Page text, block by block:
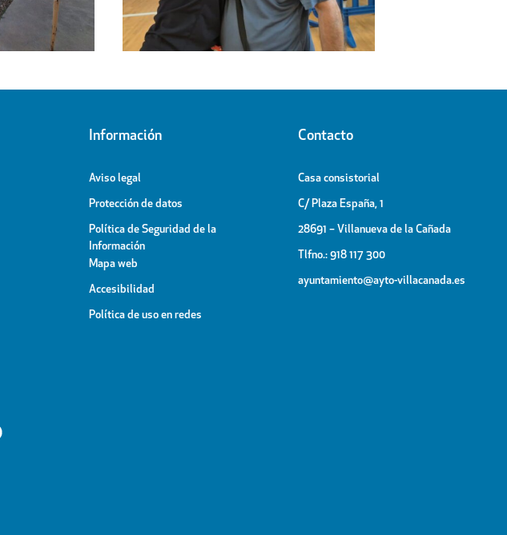
Información
Aviso legal
Protección de datos
Política de Seguridad de la
Información
Mapa web
Accesibilidad
Política de uso en redes
Contacto
Casa consistorial
C/ Plaza España, 1
28691 – Villanueva de la Cañada
Tlfno.: 918 117 300
ayuntamiento@ayto-villacanada.es